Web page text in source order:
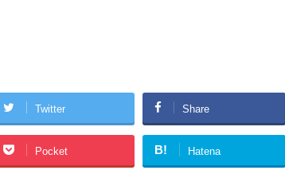
Twitter Share
Pocket B! Hatena